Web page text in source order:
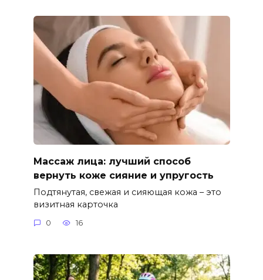
Массаж лица: лучший способ
вернуть коже сияние и упругость
Подтянутая, свежая и сияющая кожа – это
визитная карточка
0 16